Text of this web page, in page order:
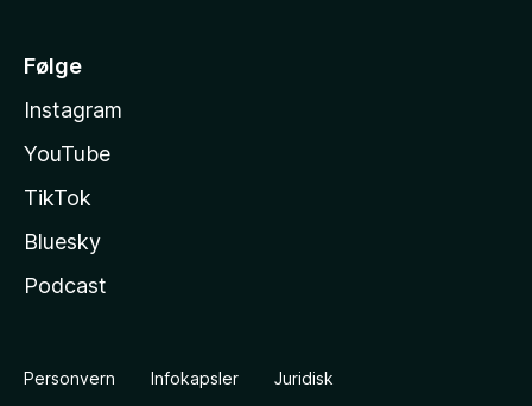
Følge
Instagram
YouTube
TikTok
Bluesky
Podcast
Personvern Infokapsler Juridisk